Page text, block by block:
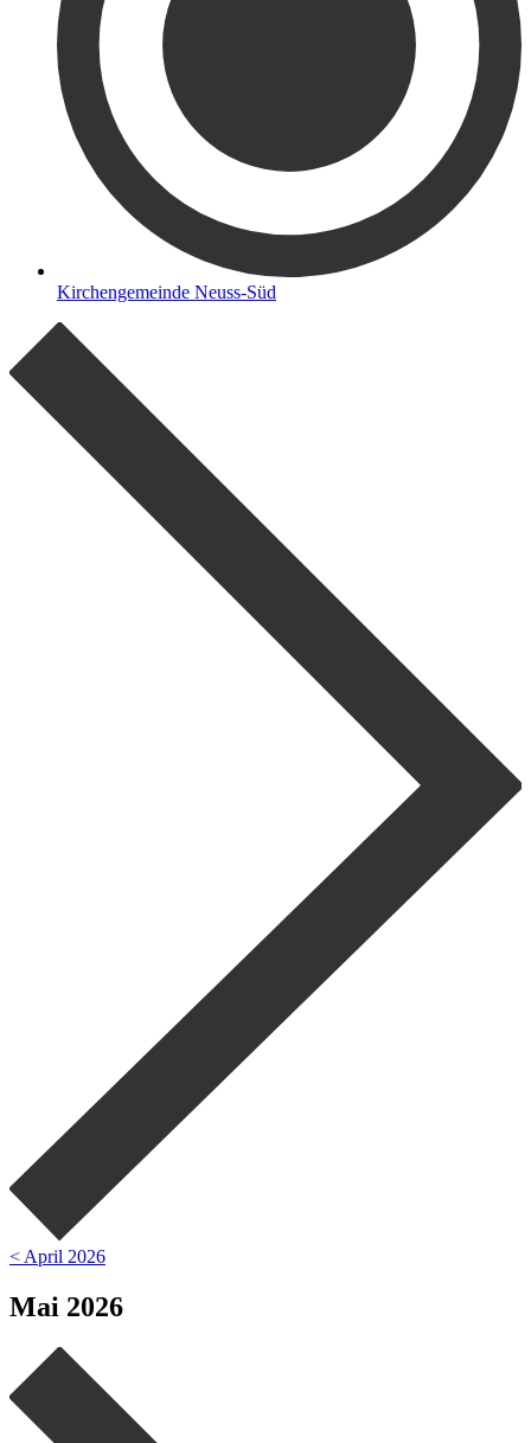
Kirchengemeinde Neuss-Süd
< April 2026
Mai 2026